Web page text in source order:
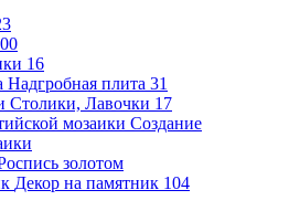
16
Надгробная плита 31
Столики, Лавочки 17
Создание
золотом
Декор на памятник 104